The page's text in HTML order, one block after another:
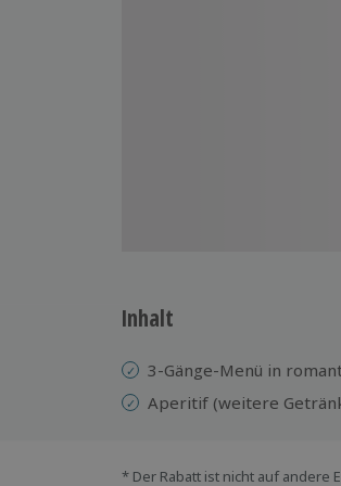
Inhalt
3-Gänge-Menü in
Aperitif (weitere
* Der Rabatt ist nicht auf andere